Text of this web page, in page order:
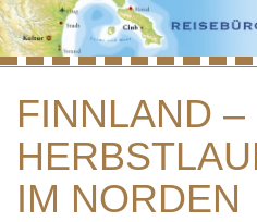
FINNLAND –
FINNLAND –
IM NORDEN